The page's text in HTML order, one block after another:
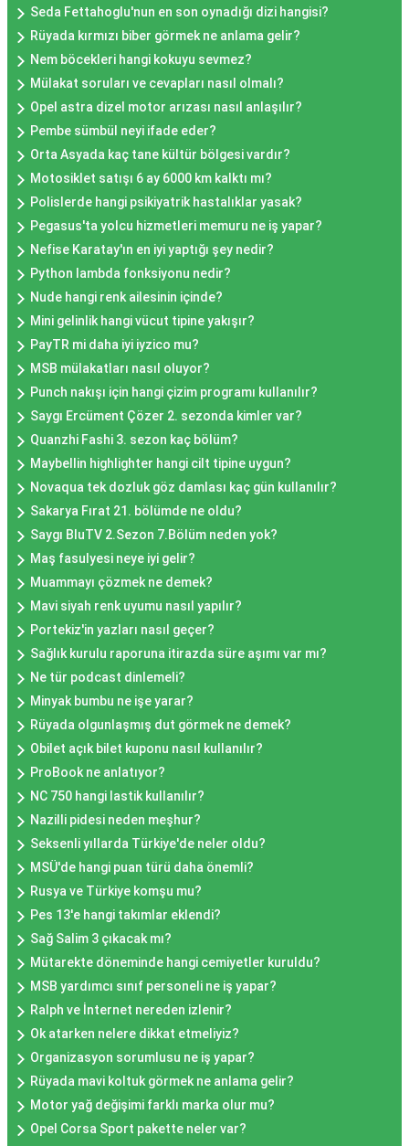
Seda Fettahoglu'nun en son oynadığı dizi hangisi?
Rüyada kırmızı biber görmek ne anlama gelir?
Nem böcekleri hangi kokuyu sevmez?
Mülakat soruları ve cevapları nasıl olmalı?
Opel astra dizel motor arızası nasıl anlaşılır?
Pembe sümbül neyi ifade eder?
Orta Asyada kaç tane kültür bölgesi vardır?
Motosiklet satışı 6 ay 6000 km kalktı mı?
Polislerde hangi psikiyatrik hastalıklar yasak?
Pegasus'ta yolcu hizmetleri memuru ne iş yapar?
Nefise Karatay'ın en iyi yaptığı şey nedir?
Python lambda fonksiyonu nedir?
Nude hangi renk ailesinin içinde?
Mini gelinlik hangi vücut tipine yakışır?
PayTR mi daha iyi iyzico mu?
MSB mülakatları nasıl oluyor?
Punch nakışı için hangi çizim programı kullanılır?
Saygı Ercüment Çözer 2. sezonda kimler var?
Quanzhi Fashi 3. sezon kaç bölüm?
Maybellin highlighter hangi cilt tipine uygun?
Novaqua tek dozluk göz damlası kaç gün kullanılır?
Sakarya Fırat 21. bölümde ne oldu?
Saygı BluTV 2.Sezon 7.Bölüm neden yok?
Maş fasulyesi neye iyi gelir?
Muammayı çözmek ne demek?
Mavi siyah renk uyumu nasıl yapılır?
Portekiz'in yazları nasıl geçer?
Sağlık kurulu raporuna itirazda süre aşımı var mı?
Ne tür podcast dinlemeli?
Minyak bumbu ne işe yarar?
Rüyada olgunlaşmış dut görmek ne demek?
Obilet açık bilet kuponu nasıl kullanılır?
ProBook ne anlatıyor?
NC 750 hangi lastik kullanılır?
Nazilli pidesi neden meşhur?
Seksenli yıllarda Türkiye'de neler oldu?
MSÜ'de hangi puan türü daha önemli?
Rusya ve Türkiye komşu mu?
Pes 13'e hangi takımlar eklendi?
Sağ Salim 3 çıkacak mı?
Mütarekte döneminde hangi cemiyetler kuruldu?
MSB yardımcı sınıf personeli ne iş yapar?
Ralph ve İnternet nereden izlenir?
Ok atarken nelere dikkat etmeliyiz?
Organizasyon sorumlusu ne iş yapar?
Rüyada mavi koltuk görmek ne anlama gelir?
Motor yağ değişimi farklı marka olur mu?
Opel Corsa Sport pakette neler var?